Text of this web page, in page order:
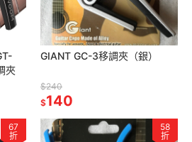
夾
GIANT GC-3移調夾（銀）
$240
$140
67
折
58
折